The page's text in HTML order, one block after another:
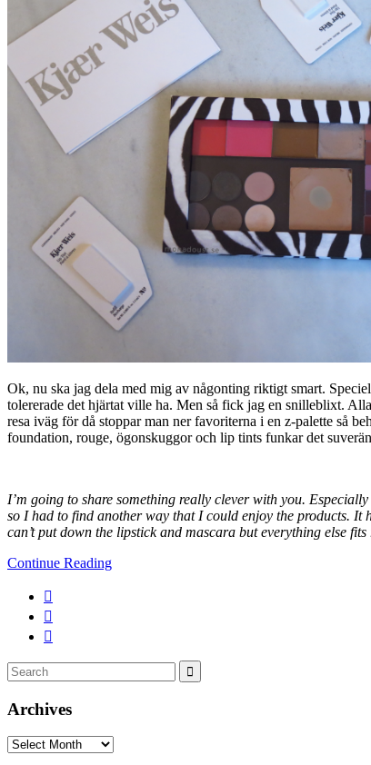
Ok, nu ska jag dela med mig av någonting riktigt smart.
tolererade det hjärtat ville ha. Men så fick jag en snilleblixt.
resa iväg för då stoppar man ner favoriterna i en z-palette så
foundation, rouge, ögonskuggor och lip tints funkar det
I’m going to share something really clever with you.
so I had to find another way that I could enjoy the products.
can’t put down the lipstick and mascara but everything else
Continue Reading
Search
for:
Archives
Archives